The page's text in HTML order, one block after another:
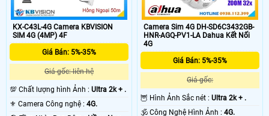
KX-C43L-4G Camera KBVISION
SIM 4G (4MP) 4F
Giá Bán: 5%-35%
Giá gốc: liên hệ
💯 Chất lượng hình Ảnh : Ultra 2k + .
⚜️ Camera Công nghệ : 4G.
Camera Sim 4G DH-SD6C3432GB-
HNR-AGQ-PV1-LA Dahua Kết Nối
4G
Giá Bán: 5%-35%
Giá gốc:
🦉 Hình Ảnh Sắc nét :Ultra 2k + .
🕉️ Công Nghệ Hình Ảnh :4G.